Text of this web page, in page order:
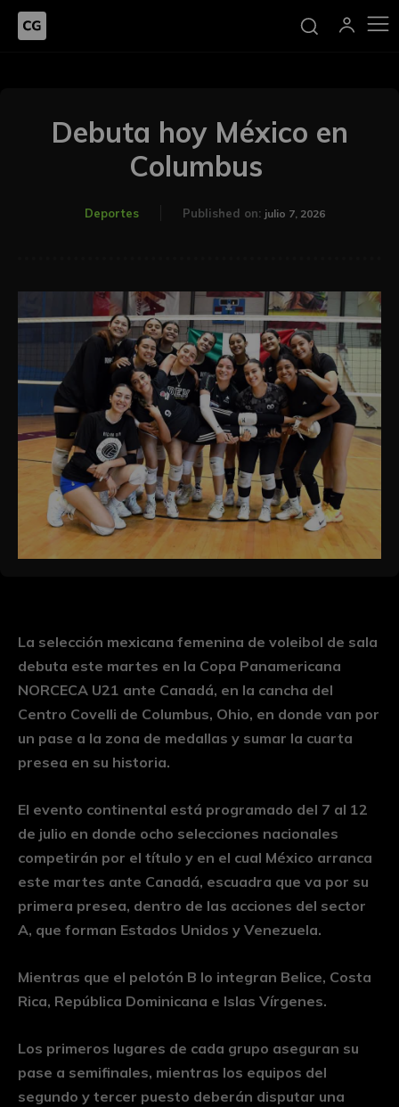
Debuta hoy México en
Columbus
Deportes Published on: julio 7, 2026
La selección mexicana femenina de voleibol de sala
debuta este martes en la Copa Panamericana
NORCECA U21 ante Canadá, en la cancha del
Centro Covelli de Columbus, Ohio, en donde van por
un pase a la zona de medallas y sumar la cuarta
presea en su historia.
El evento continental está programado del 7 al 12
de julio en donde ocho selecciones nacionales
competirán por el título y en el cual México arranca
este martes ante Canadá, escuadra que va por su
primera presea, dentro de las acciones del sector
A, que forman Estados Unidos y Venezuela.
Mientras que el pelotón B lo integran Belice, Costa
Rica, República Dominicana e Islas Vírgenes.
Los primeros lugares de cada grupo aseguran su
pase a semifinales, mientras los equipos del
segundo y tercer puesto deberán disputar una